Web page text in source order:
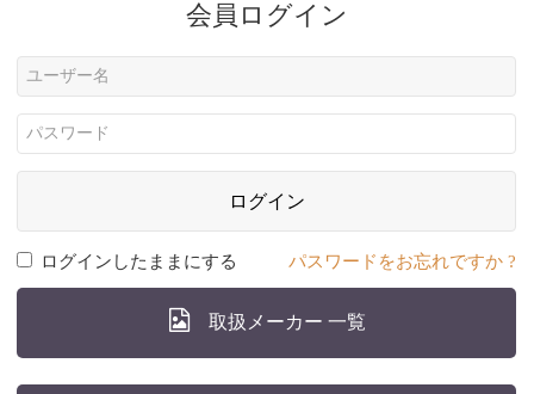
会員ログイン
ログイン
ログインしたままにする パスワードをお忘れですか ?
取扱メーカー 一覧